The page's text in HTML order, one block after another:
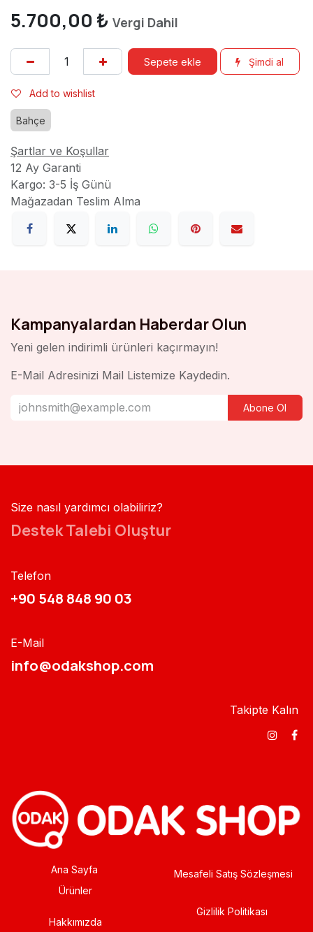
5.700,00 ₺ Vergi Dahil
Sepete ekle Şimdi al
Add to wishlist
Bahçe
Şartlar ve Koşullar
12 Ay Garanti
Kargo: 3-5 İş Günü
Mağazadan Teslim Alma
Kampanyalardan Haberdar Olun
Yeni gelen indirimli ürünleri kaçırmayın!
E-Mail Adresinizi Mail Listemize Kaydedin.
Abone Ol
Size nasıl yardımcı olabiliriz?
Destek Talebi Oluştur
Telefon
+90 548 848 90 03​​
E-Mail
info@odakshop.com​
Takipte Kalın
Ana Sayfa
Ürünler
Hakkımızda
Mesafeli Satış Sözleşmesi
Gizlilik Politikası